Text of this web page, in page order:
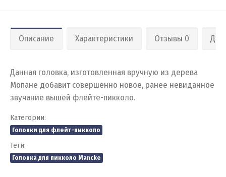
Описание Характеристики Отзывы 0
Данная головка, изготовленная вручную из дерева
Мопане добавит совершенно новое, ранее невиданное
звучание вышей флейте-пикколо.
Категории:
Головки для флейт-пикколо
Теги:
Головка для пикколо Mancke